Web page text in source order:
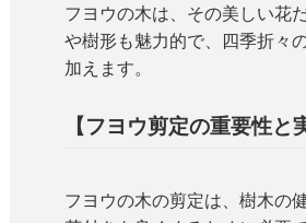
フヨウの木は、その美しい花
や樹形も魅力的で、四季折々
加えます。
【フヨウ剪定の重要性と
フヨウの木の剪定は、樹木の